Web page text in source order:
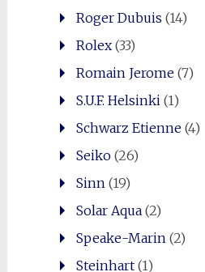
Roger Dubuis (14)
Rolex(33)
Romain Jerome(7)
S.U.F. Helsinki(1)
Schwarz Etienne(4)
Seiko(26)
Sinn(19)
Solar Aqua(2)
Speake-Marin(2)
Steinhart(1)